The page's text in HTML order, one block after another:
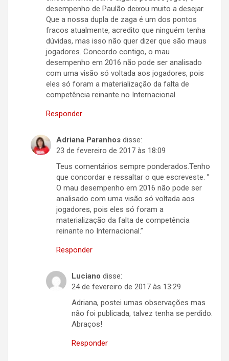
desempenho de Paulão deixou muito a desejar.
Que a nossa dupla de zaga é um dos pontos
fracos atualmente, acredito que ninguém tenha
dúvidas, mas isso não quer dizer que são maus
jogadores. Concordo contigo, o mau
desempenho em 2016 não pode ser analisado
com uma visão só voltada aos jogadores, pois
eles só foram a materialização da falta de
competência reinante no Internacional.
Responder
Adriana Paranhos disse:
23 de fevereiro de 2017 às 18:09
Teus comentários sempre ponderados.Tenho
que concordar e ressaltar o que escreveste. ”
O mau desempenho em 2016 não pode ser
analisado com uma visão só voltada aos
jogadores, pois eles só foram a
materialização da falta de competência
reinante no Internacional.”
Responder
Luciano disse:
24 de fevereiro de 2017 às 13:29
Adriana, postei umas observações mas
não foi publicada, talvez tenha se perdido.
Abraços!
Responder